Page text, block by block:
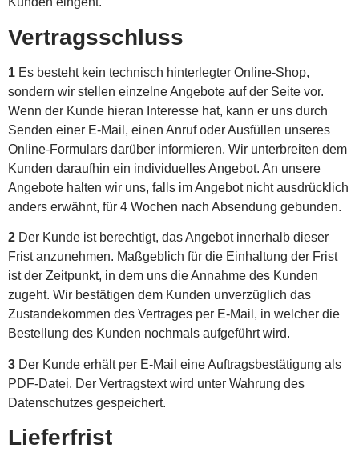
Vertragsschluss
1 Es besteht kein technisch hinterlegter Online-Shop,
sondern wir stellen einzelne Angebote auf der Seite vor.
Wenn der Kunde hieran Interesse hat, kann er uns durch
Senden einer E-Mail, einen Anruf oder Ausfüllen unseres
Online-Formulars darüber informieren. Wir unterbreiten dem
Kunden daraufhin ein individuelles Angebot. An unsere
Angebote halten wir uns, falls im Angebot nicht ausdrücklich
anders erwähnt, für 4 Wochen nach Absendung gebunden.
2 Der Kunde ist berechtigt, das Angebot innerhalb dieser
Frist anzunehmen. Maßgeblich für die Einhaltung der Frist
ist der Zeitpunkt, in dem uns die Annahme des Kunden
zugeht. Wir bestätigen dem Kunden unverzüglich das
Zustandekommen des Vertrages per E-Mail, in welcher die
Bestellung des Kunden nochmals aufgeführt wird.
3 Der Kunde erhält per E-Mail eine Auftragsbestätigung als
PDF-Datei. Der Vertragstext wird unter Wahrung des
Datenschutzes gespeichert.
Lieferfrist